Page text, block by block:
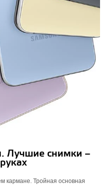
Лучшие снимки –
кармане. Тройная основная